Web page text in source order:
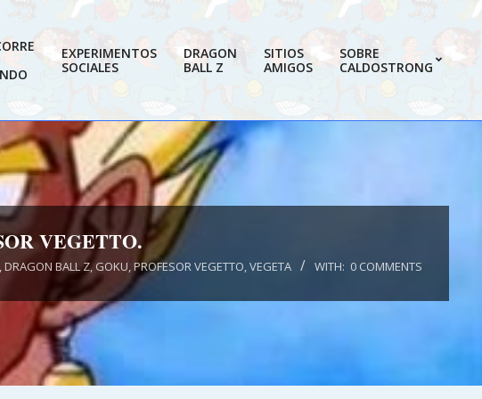
EXPERIMENTOS
SOCIALES
DRAGON
BALL Z
SITIOS
AMIGOS
SOBRE
CALDOSTRONG
VEGETTO.
,DRAGON BALL Z,GOKU,PROFESOR VEGETTO,VEGETA WITH: 0 COMMENTS